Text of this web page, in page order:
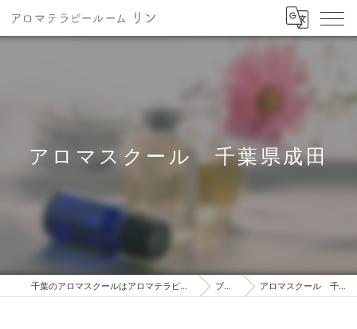
アロマスクール 千葉県成田
千葉のアロマスクールはアロマテラピールーム リン ブログ アロマスクール 千葉県成田